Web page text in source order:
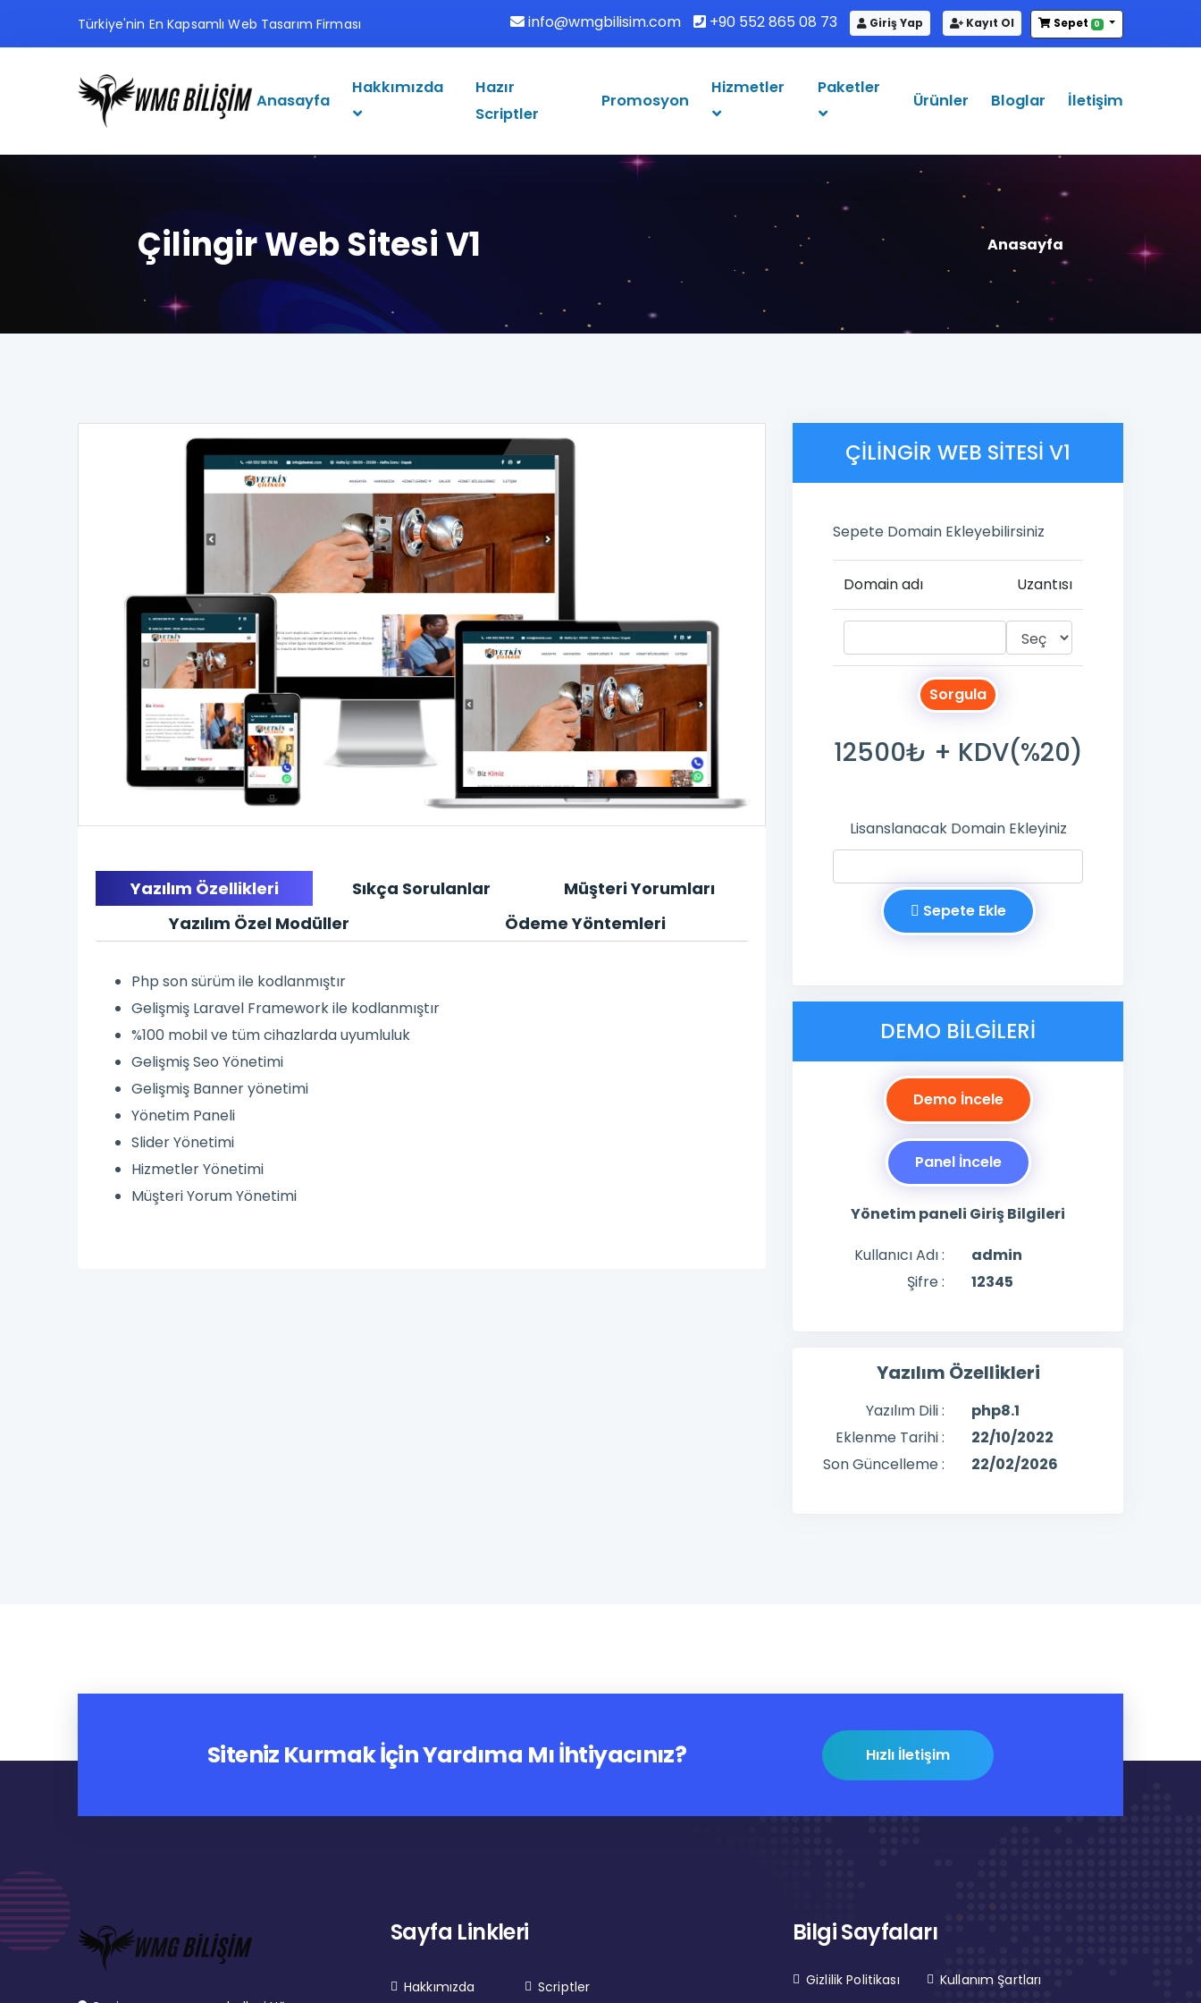
Türkiye'nin En Kapsamlı Web Tasarım Firması info@wmgbilisim.com +90 552 865 08 73 Giriş Yap Kayıt Ol Sepet 0
Anasayfa
Hakkımızda
Hazır
Scriptler
Promosyon
Hizmetler Paketler
Ürünler Bloglar İletişim
Çilingir Web Sitesi V1 Anasayfa
Yazılım Özellikleri Sıkça Sorulanlar
Müşteri Yorumları
Yazılım Özel Modüller
Ödeme Yöntemleri
Php son sürüm ile kodlanmıştır
Gelişmiş Laravel Framework ile kodlanmıştır
%100 mobil ve tüm cihazlarda uyumluluk
Gelişmiş Seo Yönetimi
Gelişmiş Banner yönetimi
Yönetim Paneli
Slider Yönetimi
Hizmetler Yönetimi
Müşteri Yorum Yönetimi
ÇILINGIR WEB SITESI V1
Sepete Domain Ekleyebilirsiniz
Domain adı Uzantısı
Sorgula
12500₺ + KDV(%20)
Lisanslanacak Domain Ekleyiniz
Sepete Ekle
DEMO BILGILERI
Demo İncele
Panel İncele
Yönetim paneli Giriş Bilgileri
Kullanıcı Adı :
admin
Şifre :
12345
Yazılım Özellikleri
Yazılım Dili :
php8.1
Eklenme Tarihi :
22/10/2022
Son Güncelleme :
22/02/2026
Siteniz Kurmak İçin Yardıma Mı İhtiyacınız? Hızlı İletişim
Sayfa Linkleri
Hakkımızda Scriptler
Bilgi Sayfaları
Gizlilik Politikası Kullanım Şartları